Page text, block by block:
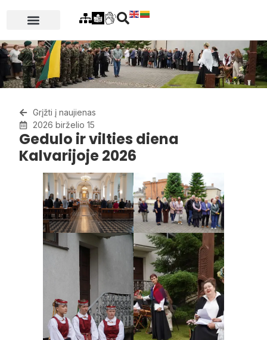
Grįžti į naujienas
2026 birželio 15
Gedulo ir vilties diena
Kalvarijoje 2026